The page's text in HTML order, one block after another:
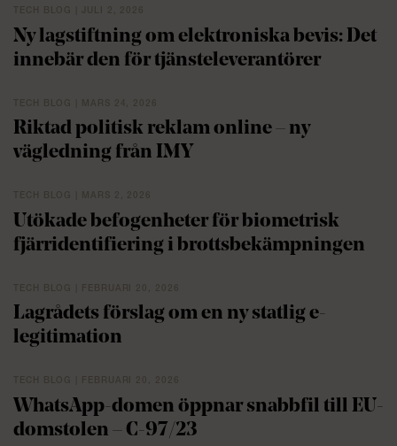
Ny lagstiftning om elektroniska bevis: Det
innebär den för tjänsteleverantörer
Riktad politisk reklam online – ny
vägledning från IMY
Utökade befogenheter för biometrisk
fjärridentifiering i brottsbekämpningen
Lagrådets förslag om en ny statlig e-
legitimation
WhatsApp-domen öppnar snabbfil till EU-
domstolen – C-97/23